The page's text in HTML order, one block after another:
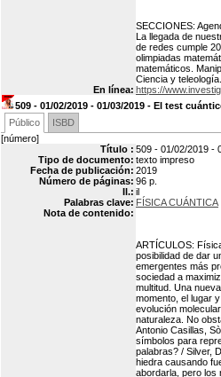
SECCIONES:
La llegada de
de redes cumple
olimpiadas
matemáticos.
Ciencia y
En línea: https://
509 - 01/02/2019 - 01/03/2019 - El test
Público
ISBD
[número]
Título : 509 - 01/02/2019 -
Tipo de documento: texto impreso
Fecha de publicación: 2019
Número de páginas: 96 p.
Il.: il
Palabras clave: FÍSICA CUÁNTICA
Nota de contenido:
ARTÍCULOS:
posibilidad de dar
emergentes más
sociedad a
multitud. Una
momento, el lugar
evolución
naturaleza. No
Antonio Casillas,
símbolos para
palabras? / Silver,
hiedra causando
abordarla, pero los